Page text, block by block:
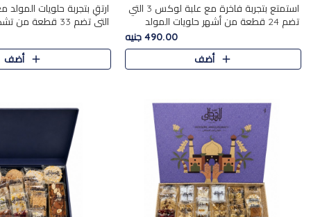
استمتع بتجربة فاخرة مع علبة لوكس 3 التي
تضم 24 قطعة من أشهر حلويات المولد
الشرقية المختارة بعناية. تحتوي التشكيلة على
الجزرية بالفول، والملب..
490.00 جنيه
أضف
التي تضم 33 قطعة
ومتنوعة من أشهر
العلبة على الجزرية بالفول،..
أضف